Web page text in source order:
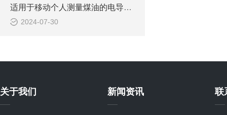
适用于移动个人测量煤油的电导率仪MBA MLA900 的产品资料介绍
2024-07-30
关于我们 新闻资讯 联